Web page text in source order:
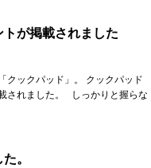
が掲載されました
ックパッド」。 クックパッド
されました。 しっかりと握らな
。